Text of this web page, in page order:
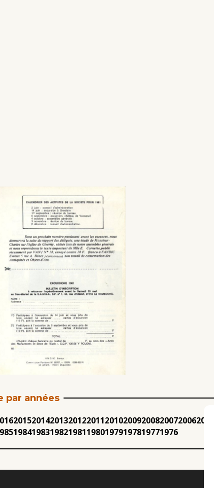
par années
20152014201320122011201020092008200720062005
198419831982198119801979197819771976